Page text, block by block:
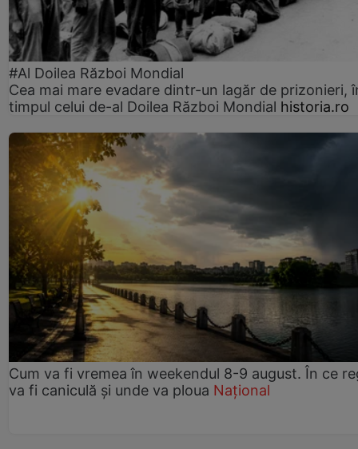
#Al Doilea Război Mondial
Cea mai mare evadare dintr-un lagăr de prizonieri,
timpul celui de-al Doilea Război Mondial historia.ro
Cum va fi vremea în weekendul 8-9 august. În ce
va fi caniculă și unde va ploua Național